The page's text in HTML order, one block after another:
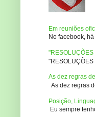
Em reuniões
No facebook,
"RESOLUÇÕES
"RESOLUÇÕES
As dez regras
As dez regras
Posição,
Eu sempre